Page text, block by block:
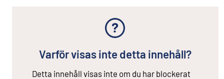
Varför visas inte detta innehåll?
Detta innehåll visas inte om du har blockerat